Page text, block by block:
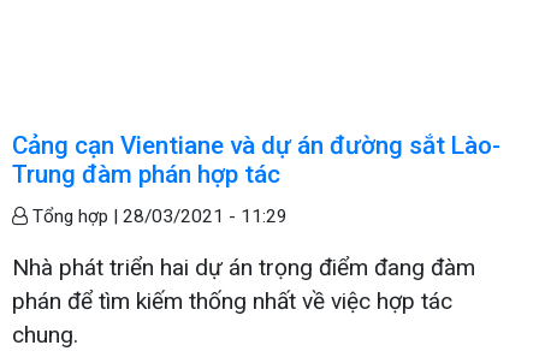
Cảng cạn Vientiane và dự án đường sắt Lào-
Trung đàm phán hợp tác
Tổng hợp | 28/03/2021 - 11:29
Nhà phát triển hai dự án trọng điểm đang đàm
phán để tìm kiếm thống nhất về việc hợp tác
chung.